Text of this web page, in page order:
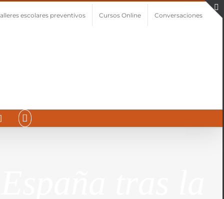
escolares preventivos Cursos Online Conversaciones